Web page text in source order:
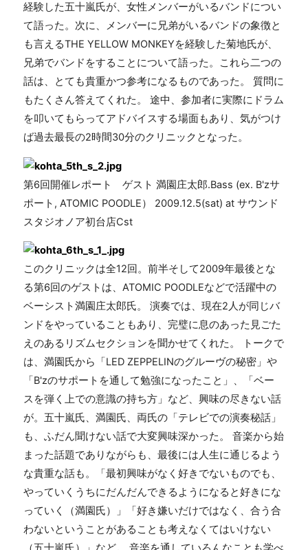
経験した五十嵐氏が、女性メンバーがいるバンドについ
て語った。次に、メンバーに兄弟がいるバンドの象徴と
も言えるTHE YELLOW MONKEYを経験した菊地氏が、
兄弟でバンドをすることについて語った。これら二つの
話は、とても貴重かつ参考になるものであった。 質問に
もたくさん答えてくれた。 途中、参加者に実際にドラム
を叩いてもらってアドバイスする場面もあり、気がつけ
ば過去最長の2時間30分のクリニックとなった。
第6回開催レポート ゲスト 満園庄太郎.Bass (ex. B'zサ
ポート, ATOMIC POODLE） 2009.12.5(sat) at サウンド
スタジオノア初台店Cst
このクリニックは全12回。前半そして2009年最後とな
る第6回のゲストは、ATOMIC POODLEなどで活躍中の
ベーシスト満園庄太郎氏。 演奏では、現在2人が同じバ
ンドをやっていることもあり、完璧に息のあった見ごた
えのあるリズムセクションを聞かせてくれた。 トークで
は、満園氏から「LED ZEPPELINのグルーヴの秘密」や
「B'zのサポートを通して勉強になったこと」、「ベー
スを弾く上での意識の持ち方」など、興味の尽きない話
が。五十嵐氏、満園氏、両氏の「テレビでの演奏秘話」
も、ふだん聞けない話で大変興味深かった。 音楽から始
まった話題でありながらも、最後には人生に通じるよう
な貴重な話も。「最初興味がなく好きでないものでも、
やっていくうちにだんだんできるようになると好きにな
っていく（満園氏）」「好き嫌いだけではなく、合う合
わないということがあることも考えなくてはいけない